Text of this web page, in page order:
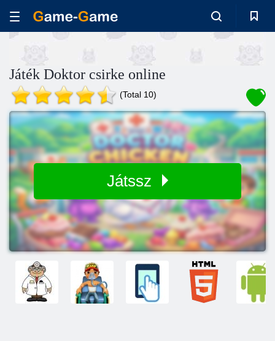
Játék Doktor csirke online
(Total 10)
Játssz